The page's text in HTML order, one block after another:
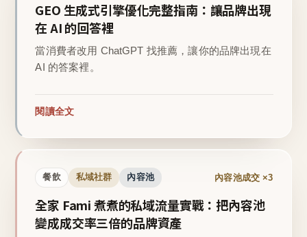
GEO 生成式引擎優化完整指南：讓品牌出現
在 AI 的回答裡
當消費者改用 ChatGPT 找推薦，讓你的品牌出現在
AI 的答案裡。
閱讀全文
餐飲 私域社群 內容池 內容池成交 ×3
全家 Fami 煮煮的私域流量實戰：把內容池
變成成交率三倍的品牌資產